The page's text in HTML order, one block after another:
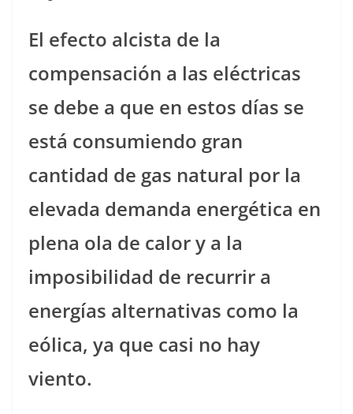
El efecto alcista de la
compensación a las eléctricas
se debe a que en estos días se
está consumiendo gran
cantidad de gas natural por la
elevada demanda energética en
plena ola de calor y a la
imposibilidad de recurrir a
energías alternativas como la
eólica, ya que casi no hay
viento.